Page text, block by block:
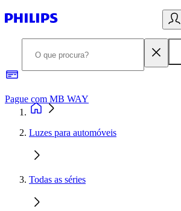
Pague com MB WAY
Luzes para automóveis
Todas as séries